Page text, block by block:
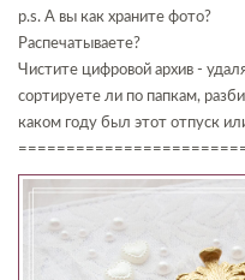
p.s. А вы как храните фото?
Распечатываете?
Чистите цифровой архив -
сортируете ли по папкам,
каком году был этот отпуск